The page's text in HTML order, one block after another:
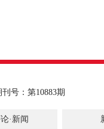
号：第10883期
·新闻